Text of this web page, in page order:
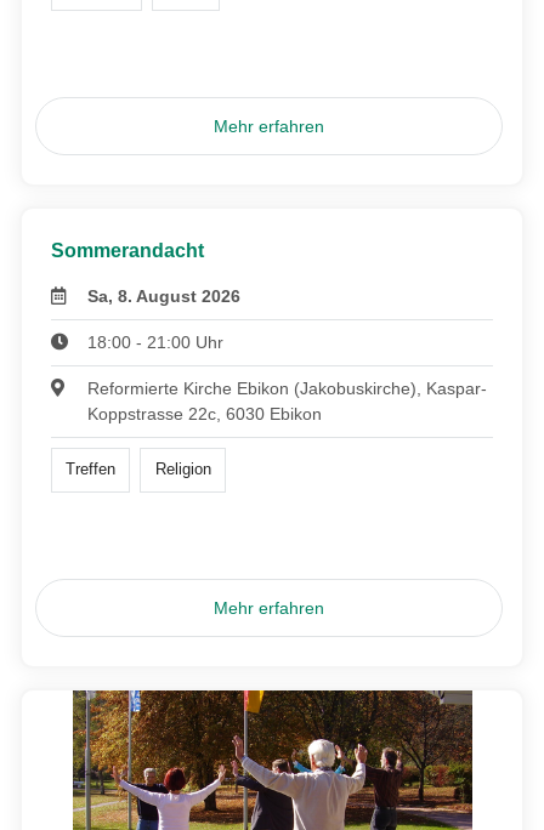
Mehr erfahren
Sommerandacht
Sa, 8. August 2026
18:00 - 21:00 Uhr
Reformierte Kirche Ebikon (Jakobuskirche), Kaspar-
Koppstrasse 22c, 6030 Ebikon
Treffen Religion
Mehr erfahren